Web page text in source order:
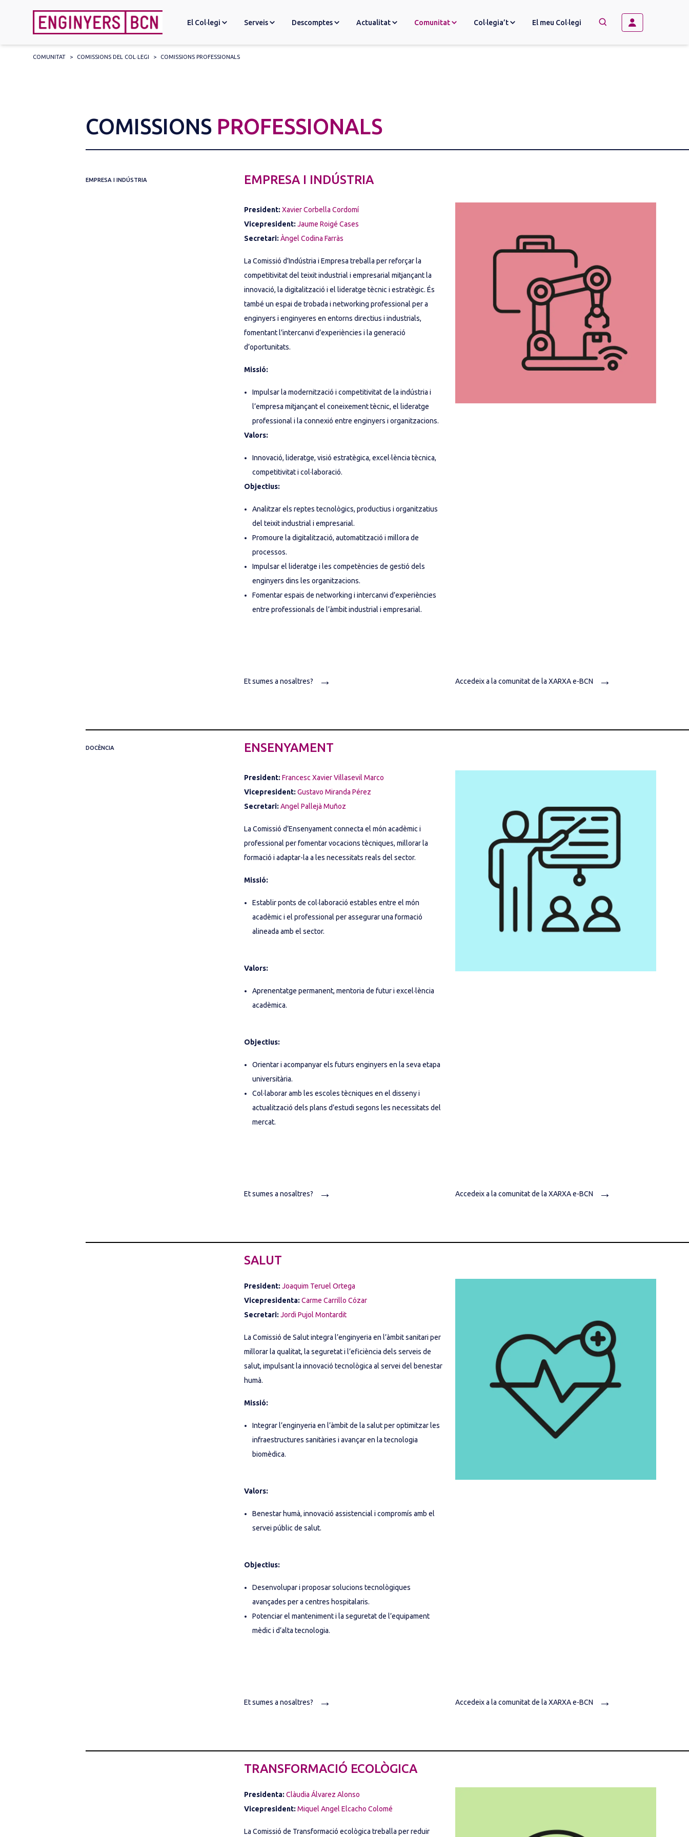
El Col·legi Serveis Descomptes Actualitat Comunitat Col·legia’t El meu Col·legi
COMUNITAT > COMISSIONS DEL COL·LEGI > COMISSIONS PROFESSIONALS
COMISSIONS PROFESSIONALS
EMPRESA I INDÚSTRIA EMPRESA I INDÚSTRIA
President: Xavier Corbella Cordomí
Vicepresident: Jaume Roigé Cases
Secretari: Àngel Codina Farràs
La Comissió d’Indústria i Empresa treballa per reforçar la
competitivitat del teixit industrial i empresarial mitjançant la
innovació, la digitalització i el lideratge tècnic i estratègic. És
també un espai de trobada i networking professional per a
enginyers i enginyeres en entorns directius i industrials,
fomentant l’intercanvi d’experiències i la generació
d’oportunitats.
Missió:
Impulsar la modernització i competitivitat de la indústria i
l’empresa mitjançant el coneixement tècnic, el lideratge
professional i la connexió entre enginyers i organitzacions.
Valors:
Innovació, lideratge, visió estratègica, excel·lència tècnica,
competitivitat i col·laboració.
Objectius:
Analitzar els reptes tecnològics, productius i organitzatius
del teixit industrial i empresarial.
Promoure la digitalització, automatització i millora de
processos.
Impulsar el lideratge i les competències de gestió dels
enginyers dins les organitzacions.
Fomentar espais de networking i intercanvi d’experiències
entre professionals de l’àmbit industrial i empresarial.
Et sumes a nosaltres? → Accedeix a la comunitat de la XARXA e-BCN →
DOCÈNCIA ENSENYAMENT
President: Francesc Xavier Villasevil Marco
Vicepresident: Gustavo Miranda Pérez
Secretari: Angel Pallejà Muñoz
La Comissió d’Ensenyament connecta el món acadèmic i
professional per fomentar vocacions tècniques, millorar la
formació i adaptar-la a les necessitats reals del sector.
Missió:
Establir ponts de col·laboració estables entre el món
acadèmic i el professional per assegurar una formació
alineada amb el sector.
Valors:
Aprenentatge permanent, mentoria de futur i excel·lència
acadèmica.
Objectius:
Orientar i acompanyar els futurs enginyers en la seva etapa
universitària.
Col·laborar amb les escoles tècniques en el disseny i
actualització dels plans d’estudi segons les necessitats del
mercat.
Et sumes a nosaltres? → Accedeix a la comunitat de la XARXA e-BCN →
SALUT
President: Joaquim Teruel Ortega
Vicepresidenta: Carme Carrillo Cózar
Secretari: Jordi Pujol Montardit
La Comissió de Salut integra l’enginyeria en l’àmbit sanitari per
millorar la qualitat, la seguretat i l’eficiència dels serveis de
salut, impulsant la innovació tecnològica al servei del benestar
humà.
Missió:
Integrar l’enginyeria en l’àmbit de la salut per optimitzar les
infraestructures sanitàries i avançar en la tecnologia
biomèdica.
Valors:
Benestar humà, innovació assistencial i compromís amb el
servei públic de salut.
Objectius:
Desenvolupar i proposar solucions tecnològiques
avançades per a centres hospitalaris.
Potenciar el manteniment i la seguretat de l’equipament
mèdic i d’alta tecnologia.
Et sumes a nosaltres? → Accedeix a la comunitat de la XARXA e-BCN →
TRANSFORMACIÓ ECOLÒGICA
Presidenta: Clàudia Álvarez Alonso
Vicepresident: Miquel Angel Elcacho Colomé
La Comissió de Transformació ecològica treballa per reduir